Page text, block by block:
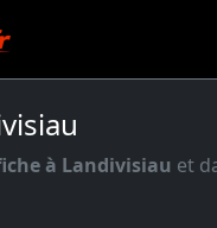
à Landivisiau et